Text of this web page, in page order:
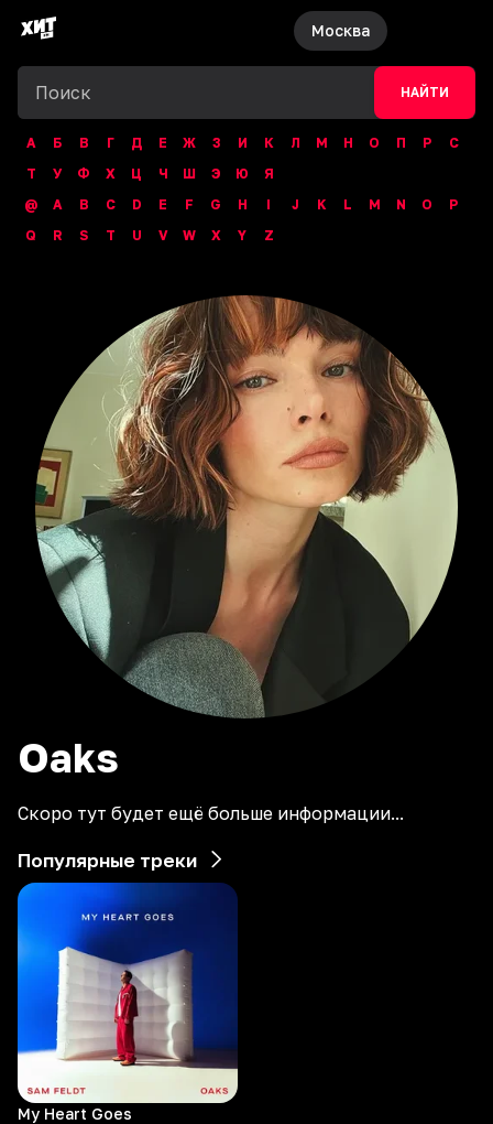
Москва
НАЙТИ
А Б В Г Д Е Ж З И К Л М Н О П Р
С
Т
У Ф Х Ц Ч Ш Э Ю
Я
@
A B C D E F G H I J K L M N O
P
Q
R S T U V W X Y Z
Oaks
Скоро тут будет ещё больше информации...
Популярные треки
My Heart Goes